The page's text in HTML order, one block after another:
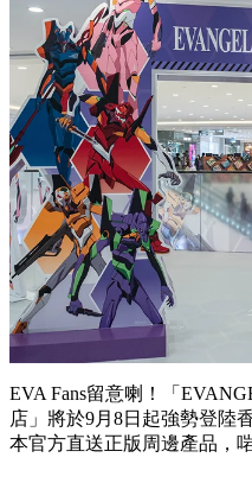
EVA Fans留意喇！「
店」將於9月8日起強勢登陸
本官方直送正版周邊產品，